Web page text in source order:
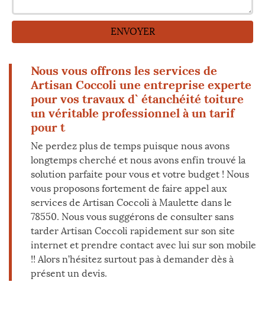
Nous vous offrons les services de
Artisan Coccoli une entreprise experte
pour vos travaux d` étanchéité toiture
un véritable professionnel à un tarif
pour t
Ne perdez plus de temps puisque nous avons
longtemps cherché et nous avons enfin trouvé la
solution parfaite pour vous et votre budget ! Nous
vous proposons fortement de faire appel aux
services de Artisan Coccoli à Maulette dans le
78550. Nous vous suggérons de consulter sans
tarder Artisan Coccoli rapidement sur son site
internet et prendre contact avec lui sur son mobile
!! Alors n’hésitez surtout pas à demander dès à
présent un devis.